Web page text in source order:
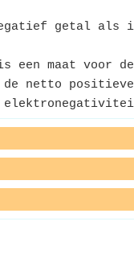
getal als
maat voor
netto